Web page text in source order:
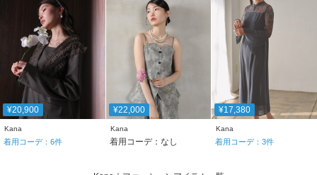
¥20,900
Kana
着用コーデ： 6件
¥22,000
Kana
着用コーデ：なし
¥17,380
Kana
着用コーデ：3件